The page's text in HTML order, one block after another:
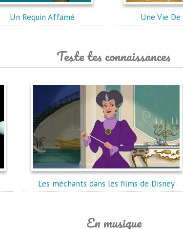
Un Requin Affamé Une Vie De
Teste tes connaissances
Les méchants dans les films de Disney
En musique